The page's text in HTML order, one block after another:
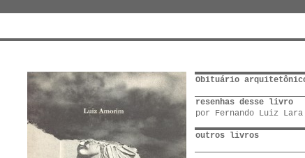
Obituário
resenhas desse livro
por Fernando Luiz Lara
outros livros